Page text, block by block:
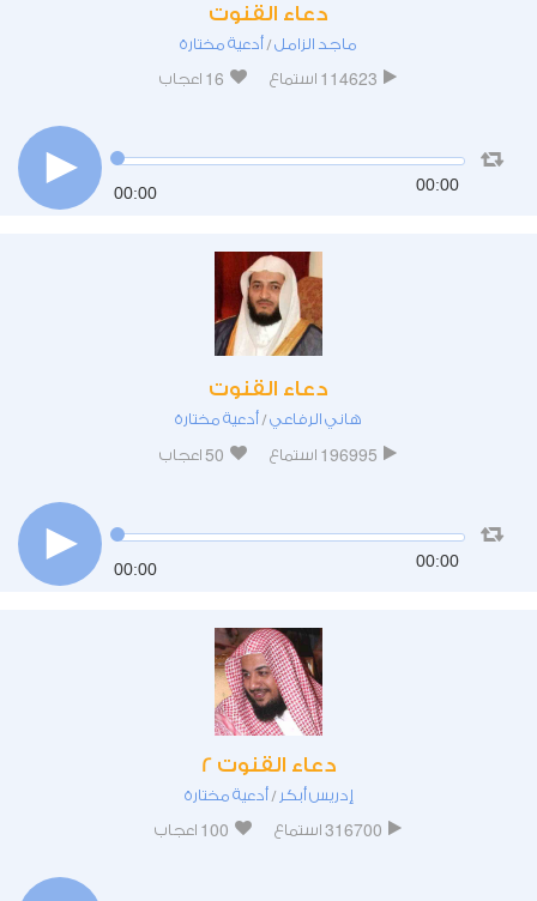
دعاء القنوت
ماجد الزامل/أدعية مختارة
114623 استماع 16 اعجاب
00:00 00:00
دعاء القنوت
هاني الرفاعي/أدعية مختارة
196995 استماع 50 اعجاب
00:00 00:00
دعاء القنوت 2
إدريس أبكر /أدعية مختارة
316700 استماع 100 اعجاب